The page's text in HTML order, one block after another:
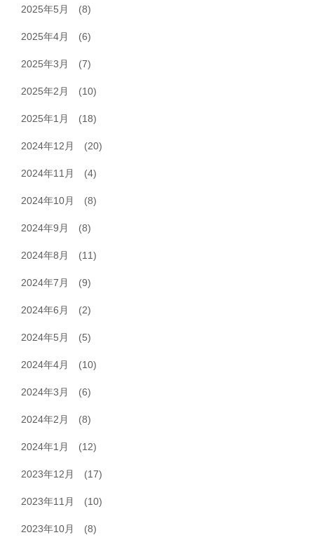
2025年5月 (8)
2025年4月 (6)
2025年3月 (7)
2025年2月 (10)
2025年1月 (18)
2024年12月 (20)
2024年11月 (4)
2024年10月 (8)
2024年9月 (8)
2024年8月 (11)
2024年7月 (9)
2024年6月 (2)
2024年5月 (5)
2024年4月 (10)
2024年3月 (6)
2024年2月 (8)
2024年1月 (12)
2023年12月 (17)
2023年11月 (10)
2023年10月 (8)